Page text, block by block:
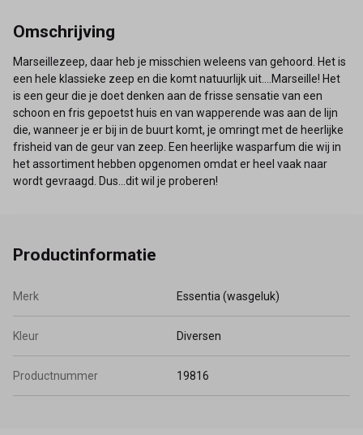
Omschrijving
Marseillezeep, daar heb je misschien weleens van gehoord. Het is
een hele klassieke zeep en die komt natuurlijk uit....Marseille! Het
is een geur die je doet denken aan de frisse sensatie van een
schoon en fris gepoetst huis en van wapperende was aan de lijn
die, wanneer je er bij in de buurt komt, je omringt met de heerlijke
frisheid van de geur van zeep. Een heerlijke wasparfum die wij in
het assortiment hebben opgenomen omdat er heel vaak naar
wordt gevraagd. Dus...dit wil je proberen!
Productinformatie
Merk Essentia (wasgeluk)
Kleur Diversen
Productnummer 19816